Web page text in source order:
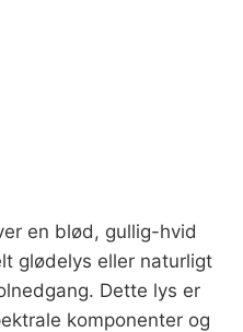
en blød, gullig-hvid
glødelys eller naturligt
Dette lys er
komponenter og